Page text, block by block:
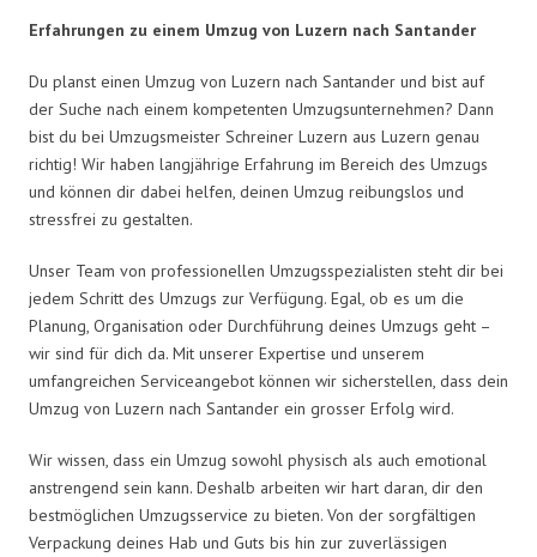
Erfahrungen zu einem Umzug von Luzern nach Santander
Du planst einen Umzug von Luzern nach Santander und bist auf
der Suche nach einem kompetenten Umzugsunternehmen? Dann
bist du bei Umzugsmeister Schreiner Luzern aus Luzern genau
richtig! Wir haben langjährige Erfahrung im Bereich des Umzugs
und können dir dabei helfen, deinen Umzug reibungslos und
stressfrei zu gestalten.
Unser Team von professionellen Umzugsspezialisten steht dir bei
jedem Schritt des Umzugs zur Verfügung. Egal, ob es um die
Planung, Organisation oder Durchführung deines Umzugs geht –
wir sind für dich da. Mit unserer Expertise und unserem
umfangreichen Serviceangebot können wir sicherstellen, dass dein
Umzug von Luzern nach Santander ein grosser Erfolg wird.
Wir wissen, dass ein Umzug sowohl physisch als auch emotional
anstrengend sein kann. Deshalb arbeiten wir hart daran, dir den
bestmöglichen Umzugsservice zu bieten. Von der sorgfältigen
Verpackung deines Hab und Guts bis hin zur zuverlässigen